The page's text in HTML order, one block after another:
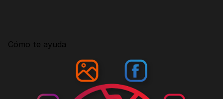
Cómo te ayuda